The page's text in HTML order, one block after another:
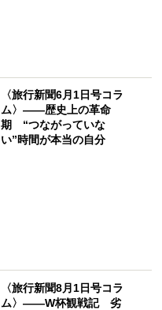
〈旅行新聞6月1日号コラ
ム〉――歴史上の革命
期 “つながっていな
い”時間が本当の自分
〈旅行新聞8月1日号コラ
ム〉――W杯観戦記 劣